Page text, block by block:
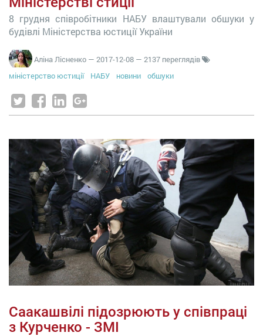
8 грудня співробітники НАБУ влаштували обшуки у
будівлі Міністерства юстиції України
Аліна Лісненко — 2017-12-08 — 2137 переглядів
міністерство юстиції
НАБУ новини обшуки
Саакашвілі підозрюють у співпраці
з Курченко - ЗМІ